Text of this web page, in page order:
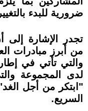
ضرورية للبدء
تجدر الإشارة
من أبرز مبادرات
والتي تأتي في
لدى المجموعة
"ابتكر من أجل
السريع.